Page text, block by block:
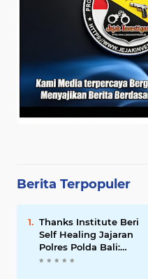
Berita Terpopuler
Thanks Institute Beri
Self Healing Jajaran
Polres Polda Bali:
Mantapkan Program